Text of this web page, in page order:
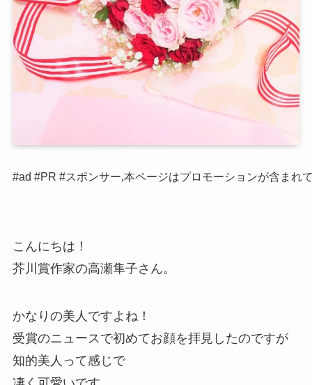
#ad #PR #スポンサー,本ページはプロモーションが含まれ
こんにちは！
芥川賞作家の高瀬隼子さん。
かなりの美人ですよね！
受賞のニュースで初めてお顔を拝見したのですが
知的美人って感じで